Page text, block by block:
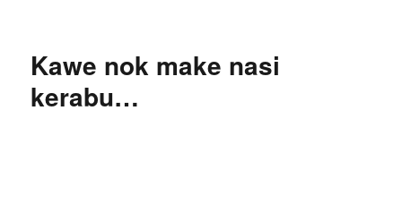
Kawe nok make nasi
kerabu…